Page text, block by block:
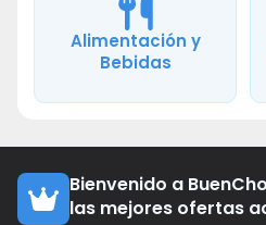
Alimentación y
Bebidas
Bienvenido a
las mejores ofertas